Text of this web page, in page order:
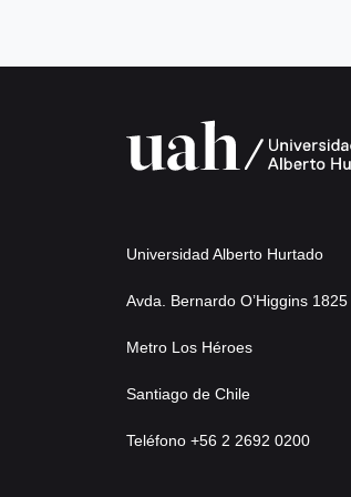
Universidad Alberto Hurtado
Avda. Bernardo O’Higgins 1825
Metro Los Héroes
Santiago de Chile
Teléfono +56 2 2692 0200